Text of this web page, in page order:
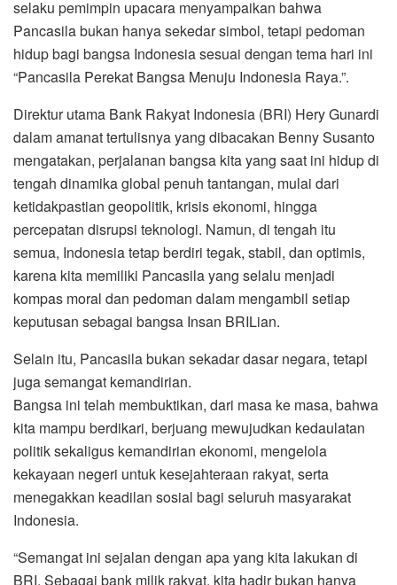
selaku pemimpin upacara menyampaikan bahwa
Pancasila bukan hanya sekedar simbol, tetapi pedoman
hidup bagi bangsa Indonesia sesuai dengan tema hari ini
“Pancasila Perekat Bangsa Menuju Indonesia Raya.”.
Direktur utama Bank Rakyat Indonesia (BRI) Hery Gunardi
dalam amanat tertulisnya yang dibacakan Benny Susanto
mengatakan, perjalanan bangsa kita yang saat ini hidup di
tengah dinamika global penuh tantangan, mulai dari
ketidakpastian geopolitik, krisis ekonomi, hingga
percepatan disrupsi teknologi. Namun, di tengah itu
semua, Indonesia tetap berdiri tegak, stabil, dan optimis,
karena kita memiliki Pancasila yang selalu menjadi
kompas moral dan pedoman dalam mengambil setiap
keputusan sebagai bangsa Insan BRILian.
Selain itu, Pancasila bukan sekadar dasar negara, tetapi
juga semangat kemandirian.
Bangsa ini telah membuktikan, dari masa ke masa, bahwa
kita mampu berdikari, berjuang mewujudkan kedaulatan
politik sekaligus kemandirian ekonomi, mengelola
kekayaan negeri untuk kesejahteraan rakyat, serta
menegakkan keadilan sosial bagi seluruh masyarakat
Indonesia.
“Semangat ini sejalan dengan apa yang kita lakukan di
BRI. Sebagai bank milik rakyat, kita hadir bukan hanya